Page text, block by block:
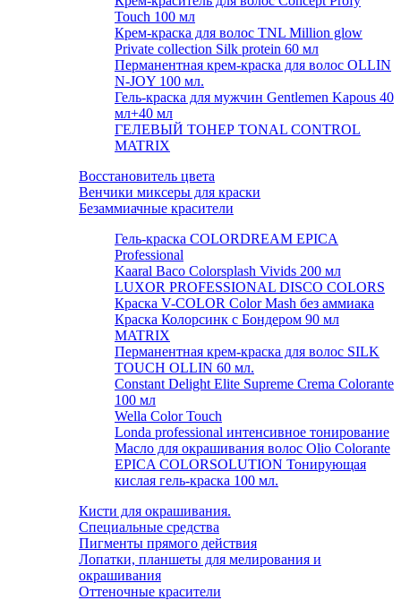
Touch 100 мл
Крем-краска для волос TNL Million glow
Private collection Silk protein 60 мл
Перманентная крем-краска для волос OLLIN
N-JOY 100 мл.
Гель-краска для мужчин Gentlemen Kapous 40
мл+40 мл
ГЕЛЕВЫЙ ТОНЕР TONAL CONTROL
MATRIX
Восстановитель цвета
Венчики миксеры для краски
Безаммиачные красители
Гель-краска COLORDREAM EPICA
Professional
Kaaral Baco Colorsplash Vivids 200 мл
LUXOR PROFESSIONAL DISCO COLORS
Краска V-COLOR Color Mash без аммиака
Краска Колорсинк с Бондером 90 мл
MATRIX
Перманентная крем-краска для волос SILK
TOUCH OLLIN 60 мл.
Constant Delight Elite Supreme Crema Colorante
100 мл
Wella Color Touch
Londa professional интенсивное тонирование
Масло для окрашивания волос Olio Colorante
EPICA COLORSOLUTION Тонирующая
кислая гель-краска 100 мл.
Кисти для окрашивания.
Специальные средства
Пигменты прямого действия
Лопатки, планшеты для мелирования и
окрашивания
Оттеночные красители